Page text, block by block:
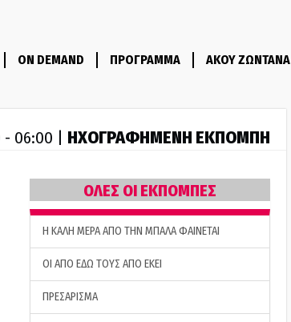
ON DEMAND ΠΡΟΓΡΑΜΜΑ ΑΚΟΥ ΖΩΝΤΑΝΑ
- 06:00 | ΗΧΟΓΡΑΦΗΜΕΝΗ ΕΚΠΟΜΠΗ
ΟΛΕΣ ΟΙ ΕΚΠΟΜΠΕΣ
H ΚΑΛΗ ΜΕΡΑ ΑΠΟ ΤΗΝ ΜΠΑΛΑ ΦΑΙΝΕΤΑΙ
ΟΙ ΑΠΟ ΕΔΩ ΤΟΥΣ ΑΠΟ ΕΚΕΙ
ΠΡΕΣΑΡΙΣΜΑ